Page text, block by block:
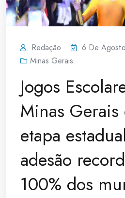
Redação
6 De
Minas Gerais
Jogos
Minas Gerais
etapa
adesão
100% dos